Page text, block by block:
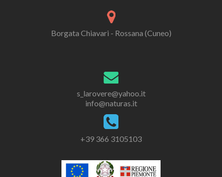
Borgata Chiavari - Rossana (Cuneo)
s_larovere@yahoo.it
info@naturas.it
+39 366 3105103